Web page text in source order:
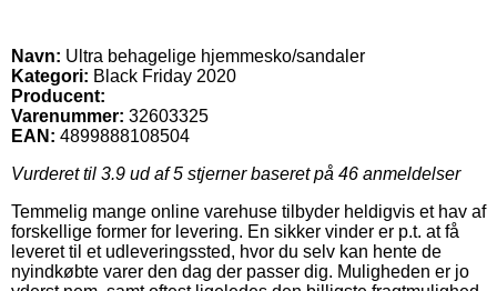
Navn: Ultra behagelige hjemmesko/sandaler
Kategori: Black Friday 2020
Producent:
Varenummer: 32603325
EAN: 4899888108504
Vurderet til 3.9 ud af 5 stjerner baseret på 46 anmeldelser
Temmelig mange online varehuse tilbyder heldigvis et hav af
forskellige former for levering. En sikker vinder er p.t. at få
leveret til et udleveringssted, hvor du selv kan hente de
nyindkøbte varer den dag der passer dig. Muligheden er jo